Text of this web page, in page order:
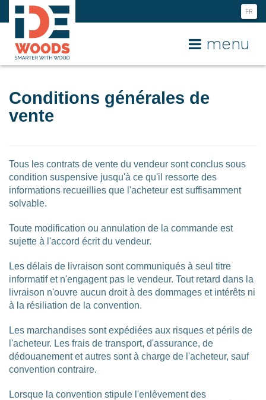
FR
EN
menu
Conditions générales de
vente
Tous les contrats de vente du vendeur sont conclus sous
condition suspensive jusqu'à ce qu'il ressorte des
informations recueillies que l'acheteur est suffisamment
solvable.
Toute modification ou annulation de la commande est
sujette à l'accord écrit du vendeur.
Les délais de livraison sont communiqués à seul titre
informatif et n'engagent pas le vendeur. Tout retard dans la
livraison n'ouvre aucun droit à des dommages et intérêts ni
à la résiliation de la convention.
Les marchandises sont expédiées aux risques et périls de
l'acheteur. Les frais de transport, d'assurance, de
dédouanement et autres sont à charge de l'acheteur, sauf
convention contraire.
Lorsque la convention stipule l'enlèvement des